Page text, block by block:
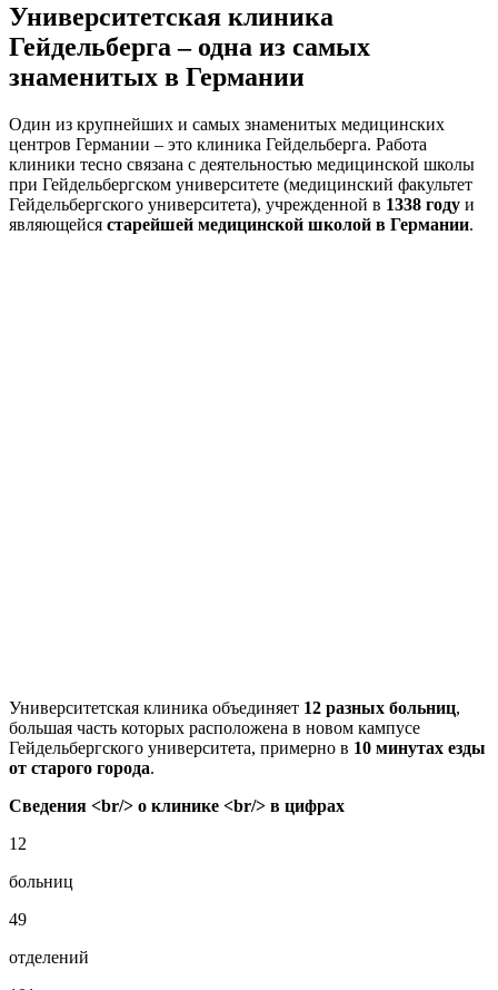
Университетская клиника
Гейдельберга – одна из самых
знаменитых в Германии
Один из крупнейших и самых знаменитых медицинских
центров Германии – это клиника Гейдельберга. Работа
клиники тесно связана с деятельностью медицинской школы
при Гейдельбергском университете (медицинский факультет
Гейдельбергского университета), учрежденной в 1338 году и
являющейся старейшей медицинской школой в Германии.
Университетская клиника объединяет 12 разных больниц,
большая часть которых расположена в новом кампусе
Гейдельбергского университета, примерно в 10 минутах езды
от старого города.
Сведения <br/> о клинике <br/> в цифрах
12
больниц
49
отделений